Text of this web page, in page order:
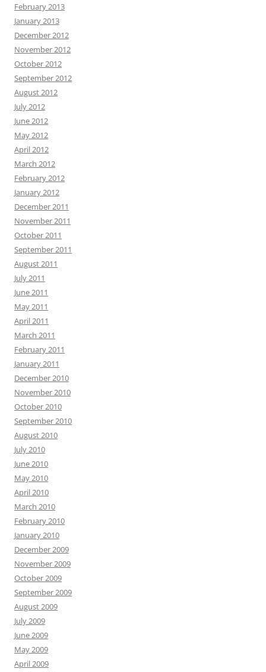
February 2013
January 2013
December 2012
November 2012
October 2012
September 2012
August 2012
July 2012
June 2012
May 2012
April 2012
March 2012
February 2012
January 2012
December 2011
November 2011
October 2011
September 2011
August 2011
July 2011
June 2011
May 2011
April 2011
March 2011
February 2011
January 2011
December 2010
November 2010
October 2010
September 2010
August 2010
July 2010
June 2010
May 2010
April 2010
March 2010
February 2010
January 2010
December 2009
November 2009
October 2009
September 2009
August 2009
July 2009
June 2009
May 2009
April 2009